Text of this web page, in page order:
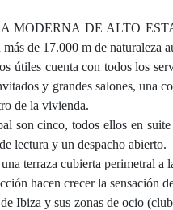
DE ALTO
de 17.000 m de
útiles cuenta con todos los
y grandes salones, una
de la vivienda.
son cinco, todos ellos en
lectura y un despacho abierto.
terraza cubierta perimetral
hacen crecer la sensación
Ibiza y sus zonas de ocio